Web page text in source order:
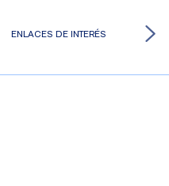
ENLACES DE INTERÉS